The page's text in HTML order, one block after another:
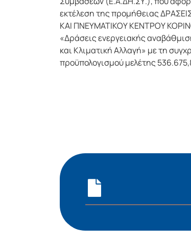
εκτέλεση της προμήθειας
ΚΑΙ ΠΝΕΥΜΑΤΙΚΟΥ ΚΕΝΤΡΟΥ
«Δράσεις ενεργειακής
και Κλιματική Αλλαγή» με τη
προϋπολογισμού μελέτης